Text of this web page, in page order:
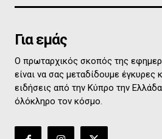
Για εμάς
Ο πρωταρχικός σκοπός της
είναι να σας μεταδίδουμε έγκυρες
ειδήσεις από την Κύπρο την
όλόκληρο τον κόσμο.